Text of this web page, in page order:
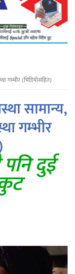
गम्भीर (भिडियोसहित)
सामान्य,
गम्भीर
दुई